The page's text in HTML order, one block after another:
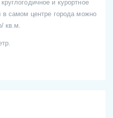
и курортное
в самом центре города можно
кв.м.